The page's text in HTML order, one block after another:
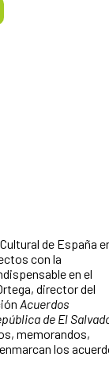
de España
con la
en el
director del
Acuerdos
de El
memorandos,
los